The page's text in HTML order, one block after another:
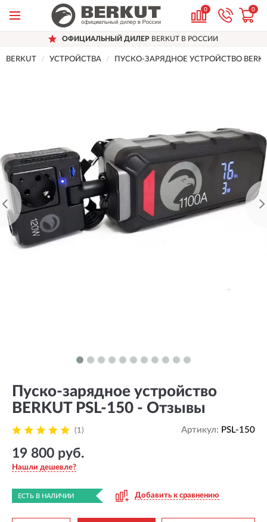
0 0
ОФИЦИАЛЬНЫЙ ДИЛЕРBERKUT В РОССИИ
BERKUT УСТРОЙСТВА ПУСКО-ЗАРЯДНОЕ УСТРОЙСТВО
Пуско-зарядное устройство
BERKUT PSL-150 - Отзывы
(1) Артикул: PSL-150
19 800 руб.
Нашли дешевле?
ЕСТЬ В НАЛИЧИИ Добавить к сравнению